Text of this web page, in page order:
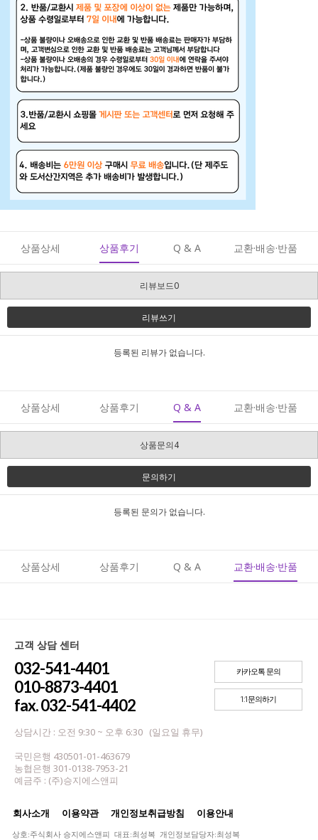
상품상세 상품후기 Q & A 교환·배송·반품
리뷰보드0
리뷰쓰기
등록된 리뷰가 없습니다.
상품상세 상품후기 Q & A 교환·배송·반품
상품문의4
문의하기
등록된 문의가 없습니다.
상품상세 상품후기 Q & A 교환·배송·반품
고객 상담 센터
032-541-4401
010-8873-4401
fax. 032-541-4402
상담시간 : 오전 9:30 ~ 오후 6:30 (일요일 휴무)
국민은행 430501-01-463679
농협은행 301-0138-7953-21
예금주 : (주)승지에스앤피
카카오톡 문의
1:1문의하기
회사소개 이용약관 개인정보취급방침 이용안내
상호:주식회사 승지에스앤피 대표:최성복 개인정보담당자:최성복